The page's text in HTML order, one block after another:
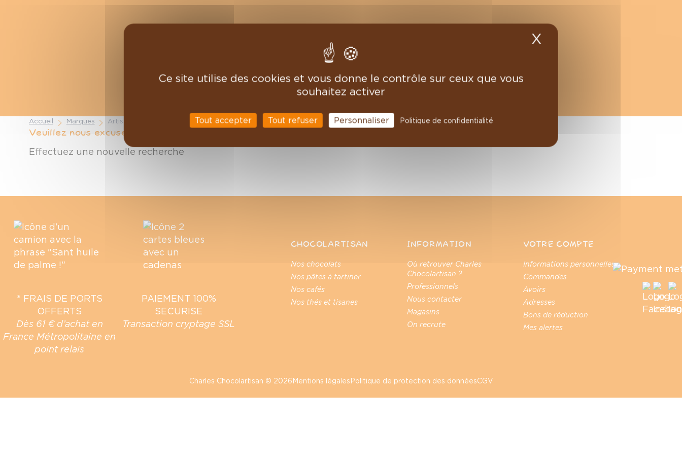
Accueil Marques Artisan Tartineur
Veuillez nous excuser pour le désagrément.
Effectuez une nouvelle recherche
* FRAIS DE PORTS
OFFERTS
Dès 61 € d’achat en
France Métropolitaine en
point relais
PAIEMENT 100%
SECURISE
Transaction cryptage SSL
CHOCOLARTISAN
Nos chocolats
Nos pâtes à tartiner
Nos cafés
Nos thés et tisanes
INFORMATION
Où retrouver Charles
Chocolartisan ?
Professionnels
Nous contacter
Magasins
On recrute
VOTRE COMPTE
Informations personnelles
Commandes
Avoirs
Adresses
Bons de réduction
Mes alertes
Charles Chocolartisan © 2026Mentions légalesPolitique de protection des donnéesCGV
Ce site utilise des cookies et vous donne le contrôle sur ceux que vous
souhaitez activer
Tout accepter Tout refuser Personnaliser Politique de confidentialité
X Masquer le